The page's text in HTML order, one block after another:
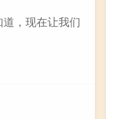
，现在让我们